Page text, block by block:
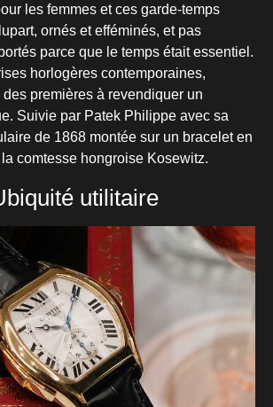
les femmes et ces garde-temps
ornés et efféminés, et pas
parce que le temps était essentiel.
horlogères contemporaines,
des premières à revendiquer un
Suivie par Patek Philippe avec sa
de 1868 montée sur un bracelet en
comtesse hongroise Kosewitz.
utilitaire